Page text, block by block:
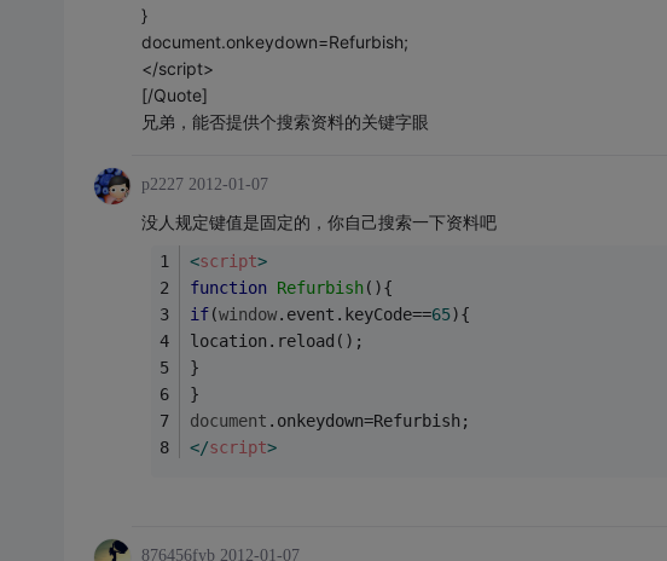
}
document.onkeydown=Refurbish;
</script>
[/Quote]
兄弟，能否提供个搜索资料的关键字眼
p2227 2012-01-07
没人规定键值是固定的，你自己搜索一下资料吧
<script>
function Refurbish( ){
if(window.event.keyCode==65){
}
}
document .onkeydown=Refurbish;
</script>
876456fyb 2012-01-07